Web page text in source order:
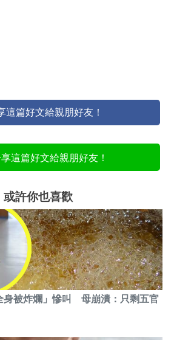
篇好文給親朋好友！
這篇好文給親朋好友！
或許你也喜歡
身被炸爛」慘叫 母崩潰：只剩五官